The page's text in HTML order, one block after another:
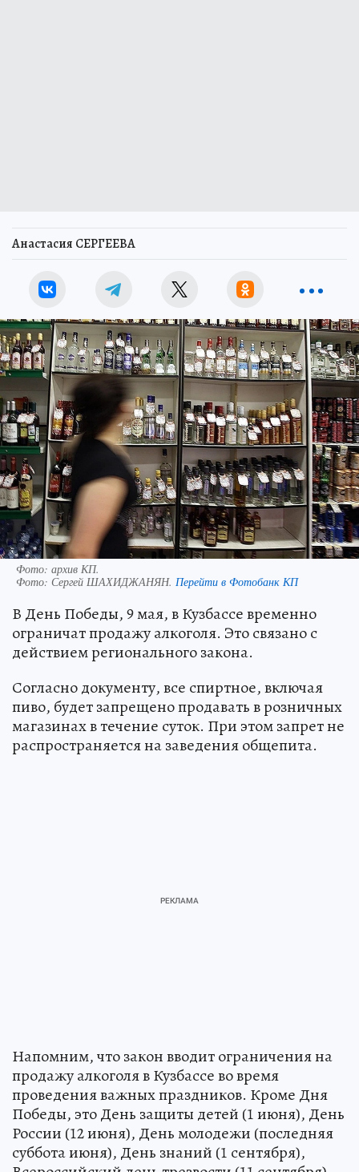
Анастасия СЕРГЕЕВА
Фото: архив КП.
Фото: Сергей ШАХИДЖАНЯН. Перейти в Фотобанк КП
В День Победы, 9 мая, в Кузбассе временно
ограничат продажу алкоголя. Это связано с
действием регионального закона.
Согласно документу, все спиртное, включая
пиво, будет запрещено продавать в розничных
магазинах в течение суток. При этом запрет не
распространяется на заведения общепита.
Напомним, что закон вводит ограничения на
продажу алкоголя в Кузбассе во время
проведения важных праздников. Кроме Дня
Победы, это День защиты детей (1 июня), День
России (12 июня), День молодежи (последняя
суббота июня), День знаний (1 сентября),